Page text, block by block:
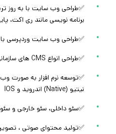
✅طراحی وب سایت با به روز
برنامه نویسی مانند ری اکت،
✅طراحی وب سایت وردپرسی
✅طراحی انواع CMS های سازمانی
نیتیو (Native) اندروید و IOS
✅سئو داخلی، سئو خارجی و
✅تولید محتوای صوتی ،